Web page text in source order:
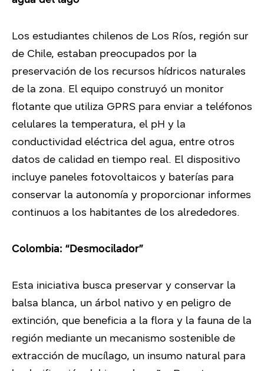
Los estudiantes chilenos de Los Ríos, región sur
de Chile, estaban preocupados por la
preservación de los recursos hídricos naturales
de la zona. El equipo construyó un monitor
flotante que utiliza GPRS para enviar a teléfonos
celulares la temperatura, el pH y la
conductividad eléctrica del agua, entre otros
datos de calidad en tiempo real. El dispositivo
incluye paneles fotovoltaicos y baterías para
conservar la autonomía y proporcionar informes
continuos a los habitantes de los alrededores.
Colombia: “Desmocilador”
Esta iniciativa busca preservar y conservar la
balsa blanca, un árbol nativo y en peligro de
extinción, que beneficia a la flora y la fauna de la
región mediante un mecanismo sostenible de
extracción de mucílago, un insumo natural para